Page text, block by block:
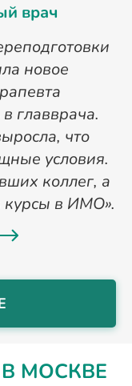
врач
новое
главврача.
что
условия.
коллег, а
курсы в ИМО».
В МОСКВЕ